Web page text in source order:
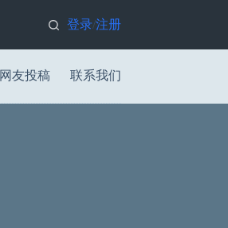
登录/注册
网友投稿 联系我们